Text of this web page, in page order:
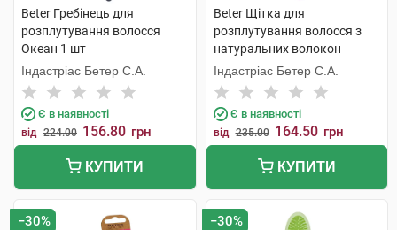
Beter Гребінець для
розплутування волосся
Океан 1 шт
Індастріас Бетер С.А.
Є в наявності
від 224.00 156.80 грн
КУПИТИ
Beter Щітка для
розплутування волосся з
натуральних волокон
пшениці Міні 1 шт
Індастріас Бетер С.А.
Є в наявності
від 235.00 164.50 грн
КУПИТИ
−30% −30%